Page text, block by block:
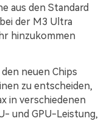
aus den Standard
der M3 Ultra
hinzukommen
neuen Chips
zu entscheiden,
in verschiedenen
und GPU-Leistung,